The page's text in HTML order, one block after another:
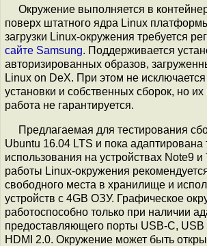
Окружение выполняется в
поверх штатного ядра Linux
загрузки Linux-окружения требуется
сайте Samsung. Поддерживается
авторизированных образов,
Linux on DeX. При этом не
установки и собственных сборок, но их
работа не гарантируется.
Предлагаемая для тестирования
Ubuntu 16.04 LTS и пока адаптирована
использования на устройствах Note9
работы Linux-окружения
свободного места в хранилище и
устройств с 4GB ОЗУ. Графическое
работоспособно только при наличии
предоставляющего порты USB-C, USB
HDMI 2.0. Окружение может быть